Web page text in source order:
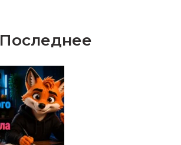
Последнее